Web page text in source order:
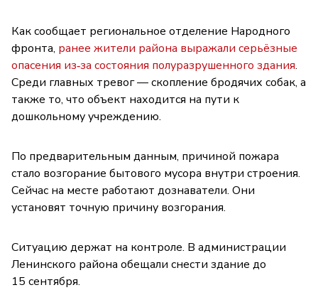
Как сообщает региональное отделение Народного
фронта, ранее жители района выражали серьёзные
опасения из‑за состояния полуразрушенного здания.
Среди главных тревог — скопление бродячих собак, а
также то, что объект находится на пути к
дошкольному учреждению.
По предварительным данным, причиной пожара
стало возгорание бытового мусора внутри строения.
Сейчас на месте работают дознаватели. Они
установят точную причину возгорания.
Ситуацию держат на контроле. В администрации
Ленинского района обещали снести здание до
15 сентября.